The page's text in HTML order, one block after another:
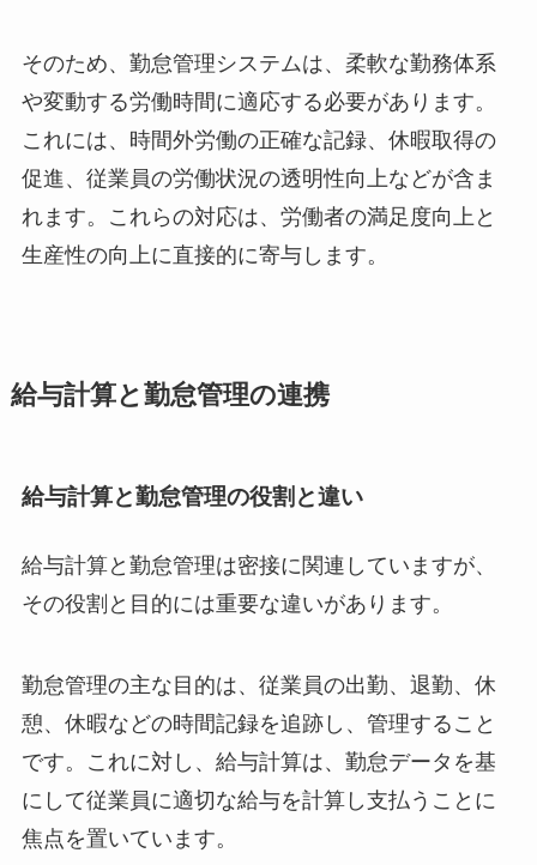
そのため、勤怠管理システムは、柔軟な勤務体系
や変動する労働時間に適応する必要があります。
これには、時間外労働の正確な記録、休暇取得の
促進、従業員の労働状況の透明性向上などが含ま
れます。これらの対応は、労働者の満足度向上と
生産性の向上に直接的に寄与します。
給与計算と勤怠管理の連携
給与計算と勤怠管理の役割と違い
給与計算と勤怠管理は密接に関連していますが、
その役割と目的には重要な違いがあります。
勤怠管理の主な目的は、従業員の出勤、退勤、休
憩、休暇などの時間記録を追跡し、管理すること
です。これに対し、給与計算は、勤怠データを基
にして従業員に適切な給与を計算し支払うことに
焦点を置いています。